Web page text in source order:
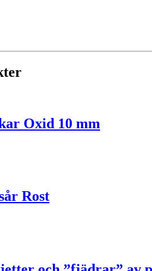
Oxid 10 mm
Rost